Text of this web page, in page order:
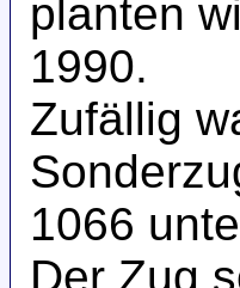
planten
1990.
Zufällig
1066
Der Zug